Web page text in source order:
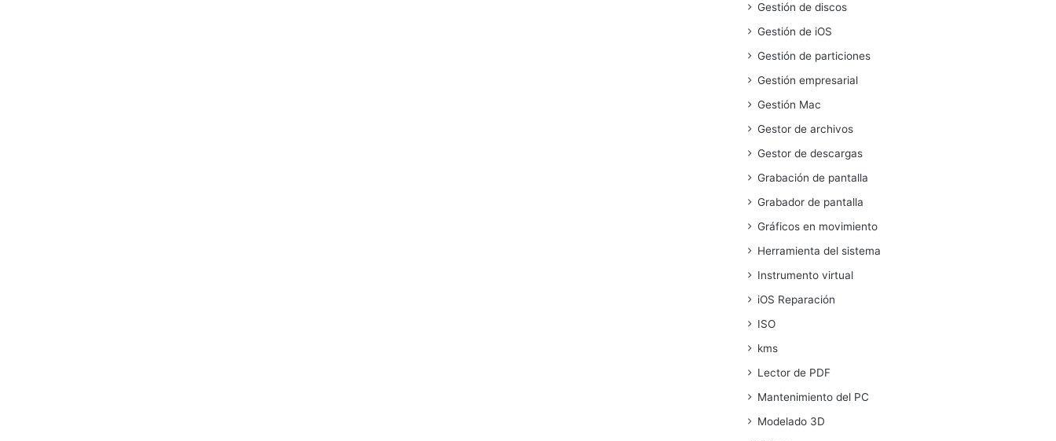
Gestión de discos
Gestión de iOS
Gestión de particiones
Gestión empresarial
Gestión Mac
Gestor de archivos
Gestor de descargas
Grabación de pantalla
Grabador de pantalla
Gráficos en movimiento
Herramienta del sistema
Instrumento virtual
iOS Reparación
ISO
kms
Lector de PDF
Mantenimiento del PC
Modelado 3D